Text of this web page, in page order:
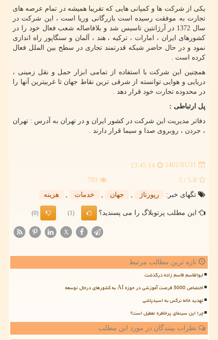
یکی از شرکت ها و کمپانی هایی که تقریبا همیشه در تمام عرصه های
تجارت به موفقت رسیده است بازرگانی وریا است ، این شرکت در
سال 1372 در آرژانتین تاسیس شد و بلافاصاله شعب فعال خود را در
کشورهای ایران ، امارات ، ترکیه ، هند ، آلمان و سنگاپور راه اندازی
نمود و در حال حاضر شبکه قدرتمند تجاری در سطح بین الملل فعال
کرده است .
همچنین این شرکت با استفاده از تمامی ابزار حمل و نقل زمینی ،
دریایی و هوایی توانسته از شرقی ترین نقاط جهان تا غربیترین آنها را
در محدوده تجارت خود قرار دهد .
پل ارتباطی :
دفاتر مدیریت این شرکت در کشور ایران و در تهران به آدرس : تهران
، جردن ، روبروی صدا و سیما قرار دارند .
1401/01/31
13:45:14
5.0
/ 5
789
تگهای خبر:
رپورتاژ جهان خدمات هزینه
این مطلب پرتوبلاگ را می پسندید؟ (1)
(0)
X
تازه ترین مطالب مرتبط
ابوالقاسم قاسم زاده درگذشت
اختصاص 5000 فرصت آموزشی در حوزه AI به کشورهای درحال توسعه
تهدید خاله نرگس به اسیدپاشی
چرا این سینمای پرخاطره تعطیل است؟
نظرات بینندگان در مورد این مطلب